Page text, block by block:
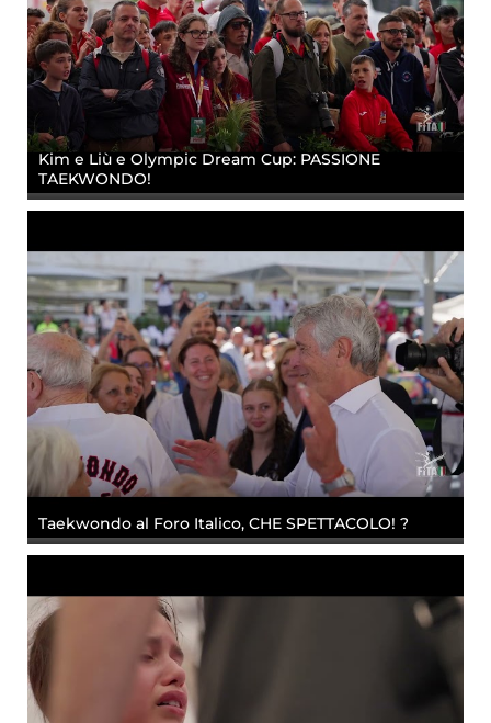
Kim e Liù e Olympic Dream Cup: PASSIONE
TAEKWONDO!
Taekwondo al Foro Italico, CHE SPETTACOLO! ?